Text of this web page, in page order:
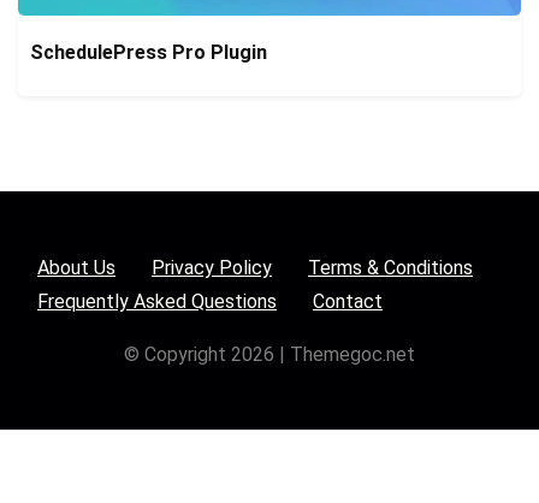
SchedulePress Pro Plugin
About Us Privacy Policy
Terms & Conditions
Frequently Asked Questions
Contact
© Copyright 2026 | Themegoc.net